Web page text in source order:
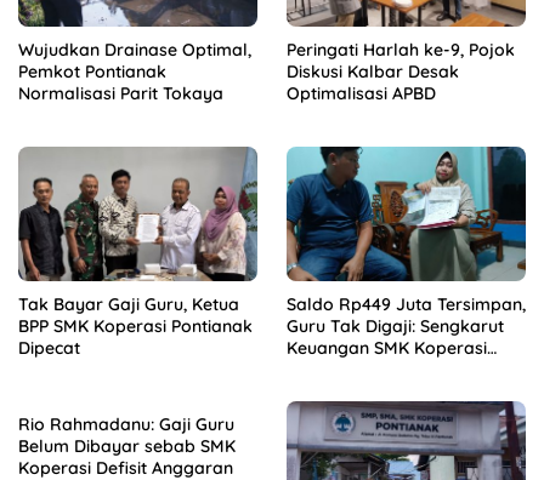
Wujudkan Drainase Optimal,
Pemkot Pontianak
Normalisasi Parit Tokaya
Peringati Harlah ke-9, Pojok
Diskusi Kalbar Desak
Optimalisasi APBD
Tak Bayar Gaji Guru, Ketua
BPP SMK Koperasi Pontianak
Dipecat
Saldo Rp449 Juta Tersimpan,
Guru Tak Digaji: Sengkarut
Keuangan SMK Koperasi
Rio Rahmadanu: Gaji Guru
Belum Dibayar sebab SMK
Koperasi Defisit Anggaran